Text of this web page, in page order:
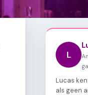
L
Lucas
als geen